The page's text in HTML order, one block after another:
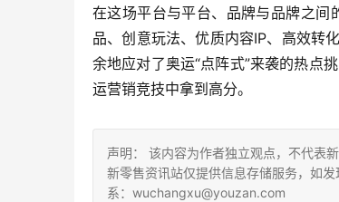
在这场平台与平台、品牌与品牌之间
品、创意玩法、优质内容IP、高效转
余地应对了奥运“点阵式”来袭的热点
运营销竞技中拿到高分。
声明： 该内容为作者独立观点，不代表
新零售资讯站仅提供信息存储服务，如
系：wuchangxu@youzan.com